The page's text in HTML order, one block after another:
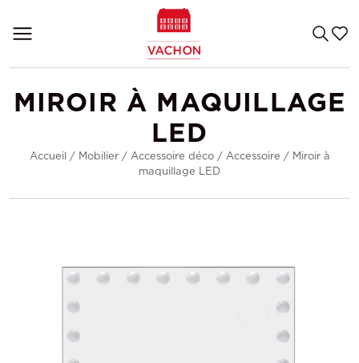
MIROIR À MAQUILLAGE
LED
Accueil / Mobilier/ Accessoire déco/ Accessoire / Miroir à
maquillage LED